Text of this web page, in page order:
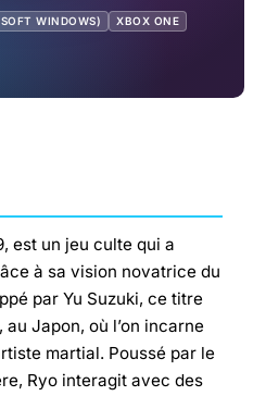
WINDOWS)
XBOX ONE
est un jeu culte qui a
à sa vision novatrice du
par Yu Suzuki, ce titre
Japon, où l’on incarne
martial. Poussé par le
Ryo interagit avec des